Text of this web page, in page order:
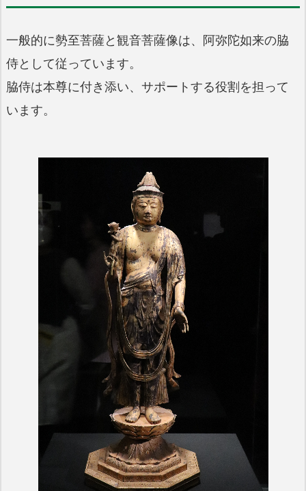
一般的に勢至菩薩と観音菩薩像は、阿弥陀如来の脇
侍として従っています。
脇侍は本尊に付き添い、サポートする役割を担って
います。